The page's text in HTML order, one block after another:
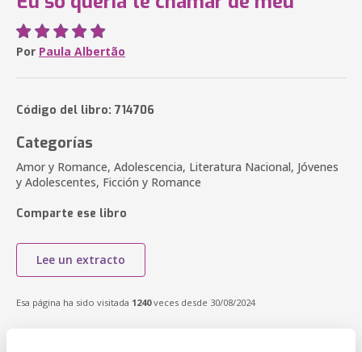
Por Paula Albertão
Código del libro: 714706
Categorías
Amor y Romance, Adolescencia, Literatura Nacional, Jóvenes
y Adolescentes, Ficción y Romance
Comparte ese libro
Lee un extracto
Esa página ha sido visitada 1240veces desde 30/08/2024